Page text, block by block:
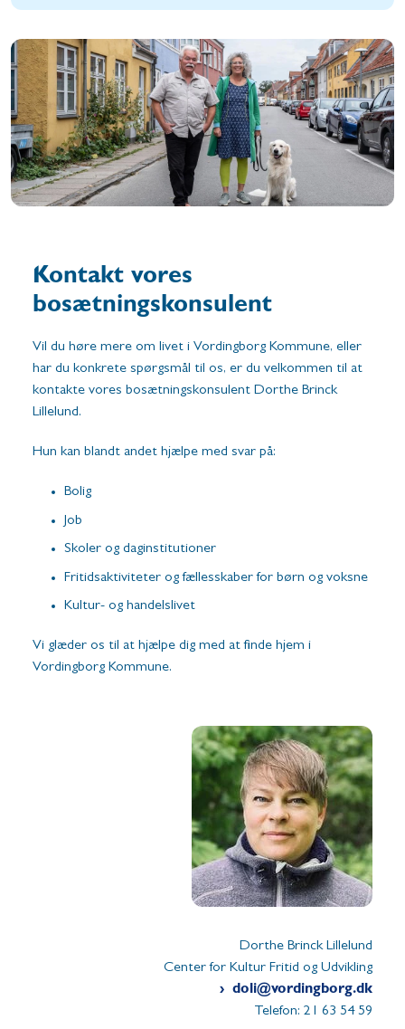
Kontakt vores
bosætningskonsulent
Vil du høre mere om livet i Vordingborg Kommune, eller
har du konkrete spørgsmål til os, er du velkommen til at
kontakte vores bosætningskonsulent Dorthe Brinck
Lillelund.
Hun kan blandt andet hjælpe med svar på:
Bolig
Job
Skoler og daginstitutioner
Fritidsaktiviteter og fællesskaber for børn og voksne
Kultur- og handelslivet
Vi glæder os til at hjælpe dig med at finde hjem i
Vordingborg Kommune.
Dorthe Brinck Lillelund
Center for Kultur Fritid og Udvikling
doli@vordingborg.dk
Telefon: 21 63 54 59